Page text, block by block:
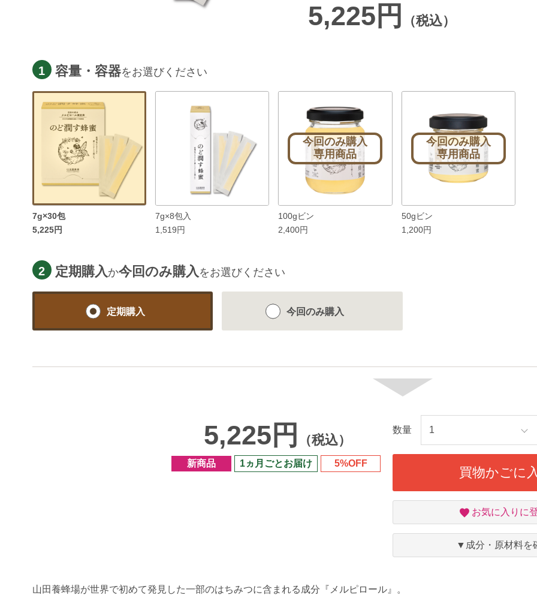
5,225円 （税込）
1 容量・容器をお選びください
7g×30包
5,225円
7g×8包入
1,519円
今回のみ購入
専用商品
100gビン
2,400円
今回のみ購入
専用商品
50gビン
1,200円
2 定期購入か今回のみ購入をお選びください
定期購入 今回のみ購入
5,225円 （税込）
新商品 1ヵ月ごとお届け 5%OFF
数量
買物かごに
お
入
り
お気に入りに
▼成分・原材料を
山田養蜂場が世界で初めて発見した一部のはちみつに含まれる成分『メルピロール』。